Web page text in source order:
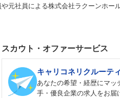
元社員による株式会社ラクーンホー
スカウト・オファーサービス
キャリコネリクルーテ
あなたの希望・経歴にマッ
手・優良企業の求人をお届